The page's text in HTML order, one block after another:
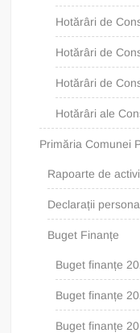
Hotărâri de
Hotărâri de
Hotărâri de
Hotărâri ale
Primăria Comunei
Rapoarte de
Declarații
Buget Finanțe
Buget finanțe
Buget finanțe
Buget finanțe